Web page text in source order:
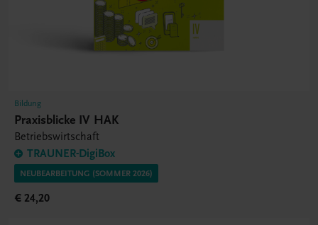
Bildung
Praxisblicke IV HAK
Betriebswirtschaft
TRAUNER-DigiBox
NEUBEARBEITUNG (SOMMER 2026)
€ 24,20